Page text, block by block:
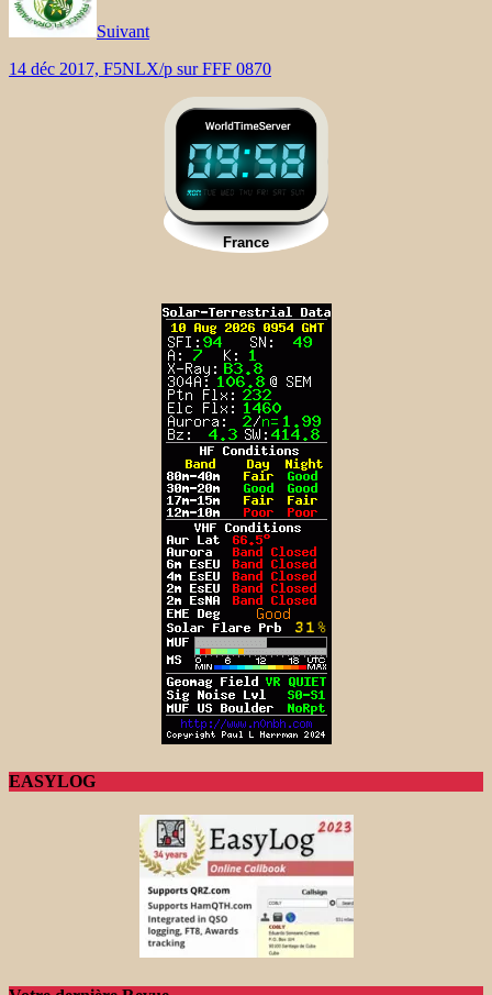
Suivant
14 déc 2017, F5NLX/p sur FFF 0870
EASYLOG